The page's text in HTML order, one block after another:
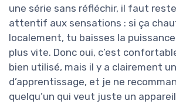
une série sans réfléchir, il faut
attentif aux sensations : si ça
localement, tu baisses la
plus vite. Donc oui, c’est
bien utilisé, mais il y a clairement
d’apprentissage, et je ne
quelqu’un qui veut juste un